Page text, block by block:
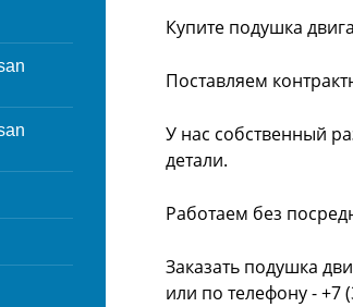
Купите подушка
Поставляем
У нас собственный
детали.
Работаем без
Заказать подушка
или по телефону - +7